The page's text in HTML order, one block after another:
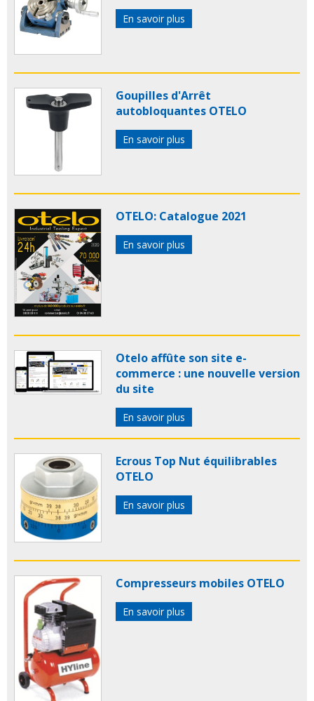
En savoir plus
Goupilles d'Arrêt
autobloquantes OTELO
En savoir plus
OTELO: Catalogue 2021
En savoir plus
Otelo affûte son site e-
commerce : une nouvelle version
du site
En savoir plus
Ecrous Top Nut équilibrables
OTELO
En savoir plus
Compresseurs mobiles OTELO
En savoir plus